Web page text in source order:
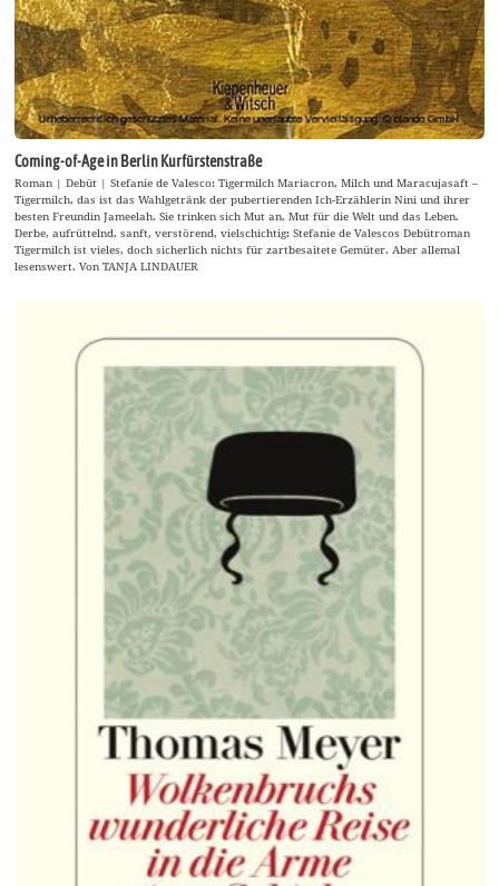
Coming-of-Age in Berlin Kurfürstenstraße
Roman | Debüt | Stefanie de Valesco: Tigermilch Mariacron, Milch und Maracujasaft –
Tigermilch, das ist das Wahlgetränk der pubertierenden Ich-Erzählerin Nini und ihrer
besten Freundin Jameelah. Sie trinken sich Mut an, Mut für die Welt und das Leben.
Derbe, aufrüttelnd, sanft, verstörend, vielschichtig: Stefanie de Valescos Debütroman
Tigermilch ist vieles, doch sicherlich nichts für zartbesaitete Gemüter. Aber allemal
lesenswert. Von TANJA LINDAUER